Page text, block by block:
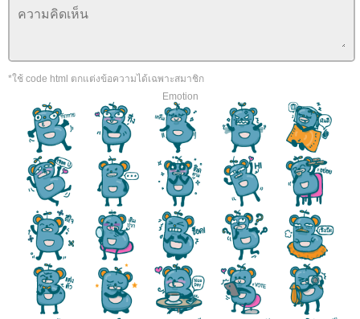
*ใช้ code html ตกแต่งข้อความได้เฉพาะสมาชิก
Emotion